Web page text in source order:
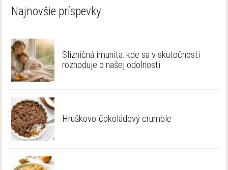
Najnovšie príspevky
Slizničná imunita: kde sa v skutočnosti
rozhoduje o našej odolnosti
Hruškovo-čokoládový crumble